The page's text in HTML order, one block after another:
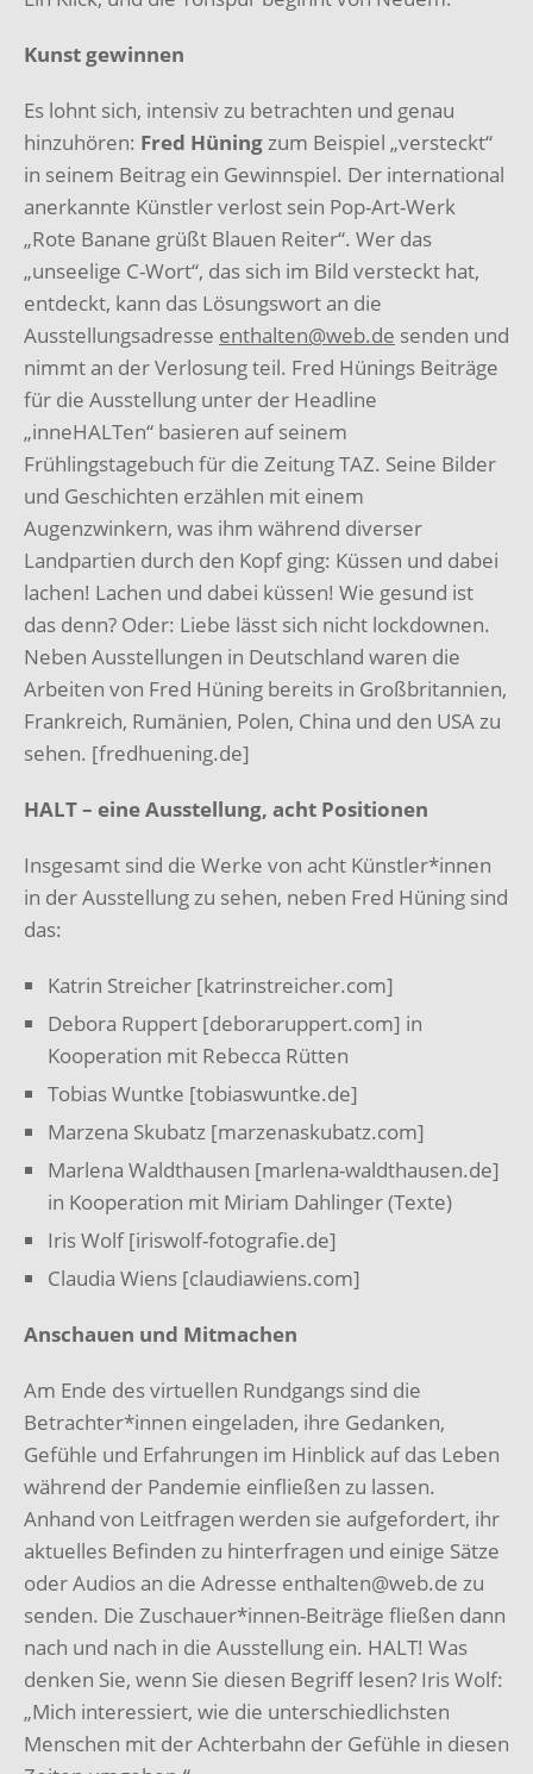
Kunst gewinnen
Es lohnt sich, intensiv zu betrachten und genau
hinzuhören: Fred Hüningzum Beispiel „versteckt“
in seinem Beitrag ein Gewinnspiel. Der international
anerkannte Künstler verlost sein Pop-Art-Werk
„Rote Banane grüßt Blauen Reiter“. Wer das
„unseelige C-Wort“, das sich im Bild versteckt hat,
entdeckt, kann das Lösungswort an die
Ausstellungsadresse enthalten@web.de senden und
nimmt an der Verlosung teil. Fred Hünings Beiträge
für die Ausstellung unter der Headline
„inneHALTen“ basieren auf seinem
Frühlingstagebuch für die Zeitung TAZ. Seine Bilder
und Geschichten erzählen mit einem
Augenzwinkern, was ihm während diverser
Landpartien durch den Kopf ging: Küssen und dabei
lachen! Lachen und dabei küssen! Wie gesund ist
das denn? Oder: Liebe lässt sich nicht lockdownen.
Neben Ausstellungen in Deutschland waren die
Arbeiten von Fred Hüning bereits in Großbritannien,
Frankreich, Rumänien, Polen, China und den USA zu
sehen. [fredhuening.de]
HALT – eine Ausstellung, acht Positionen
Insgesamt sind die Werke von acht Künstler*innen
in der Ausstellung zu sehen, neben Fred Hüning sind
das:
Katrin Streicher [katrinstreicher.com]
Debora Ruppert [deboraruppert.com] in
Kooperation mit Rebecca Rütten
Tobias Wuntke [tobiaswuntke.de]
Marzena Skubatz [marzenaskubatz.com]
Marlena Waldthausen [marlena-waldthausen.de]
in Kooperation mit Miriam Dahlinger (Texte)
Iris Wolf [iriswolf-fotografie.de]
Claudia Wiens [claudiawiens.com]
Anschauen und Mitmachen
Am Ende des virtuellen Rundgangs sind die
Betrachter*innen eingeladen, ihre Gedanken,
Gefühle und Erfahrungen im Hinblick auf das Leben
während der Pandemie einfließen zu lassen.
Anhand von Leitfragen werden sie aufgefordert, ihr
aktuelles Befinden zu hinterfragen und einige Sätze
oder Audios an die Adresse enthalten@web.de zu
senden. Die Zuschauer*innen-Beiträge fließen dann
nach und nach in die Ausstellung ein. HALT! Was
denken Sie, wenn Sie diesen Begriff lesen? Iris Wolf:
„Mich interessiert, wie die unterschiedlichsten
Menschen mit der Achterbahn der Gefühle in diesen